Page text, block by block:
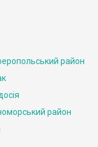
район
район